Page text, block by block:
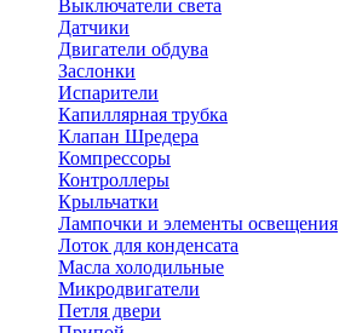
Выключатели света
Датчики
Двигатели обдува
Заслонки
Испарители
Капиллярная трубка
Клапан Шредера
Компрессоры
Контроллеры
Крыльчатки
Лампочки и элементы освещения
Лоток для конденсата
Масла холодильные
Микродвигатели
Петля двери